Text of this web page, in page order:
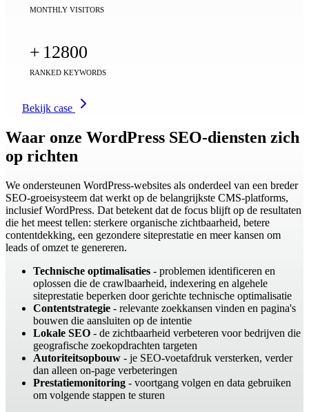
MONTHLY VISITORS
+ 12800
RANKED KEYWORDS
Bekijk case
Waar onze WordPress SEO-diensten zich
op richten
We ondersteunen WordPress-websites als onderdeel van een breder
SEO-groeisysteem dat werkt op de belangrijkste CMS-platforms,
inclusief WordPress. Dat betekent dat de focus blijft op de resultaten
die het meest tellen: sterkere organische zichtbaarheid, betere
contentdekking, een gezondere siteprestatie en meer kansen om
leads of omzet te genereren.
Technische optimalisaties - problemen identificeren en
oplossen die de crawlbaarheid, indexering en algehele
siteprestatie beperken door gerichte technische optimalisatie
Contentstrategie - relevante zoekkansen vinden en pagina's
bouwen die aansluiten op de intentie
Lokale SEO - de zichtbaarheid verbeteren voor bedrijven die
geografische zoekopdrachten targeten
Autoriteitsopbouw - je SEO-voetafdruk versterken, verder
dan alleen on‑page verbeteringen
Prestatiemonitoring - voortgang volgen en data gebruiken
om volgende stappen te sturen